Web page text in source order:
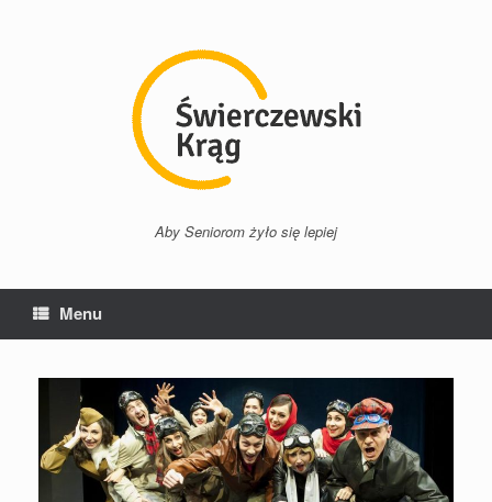
Aby Seniorom żyło się lepiej
Menu